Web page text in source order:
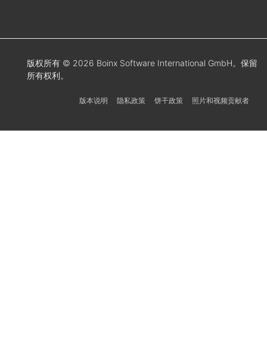
版权所有 © 2026 Boinx Software International GmbH。保留
所有权利。
版本说明 隐私政策 饼干政策 照片和视频贡献者